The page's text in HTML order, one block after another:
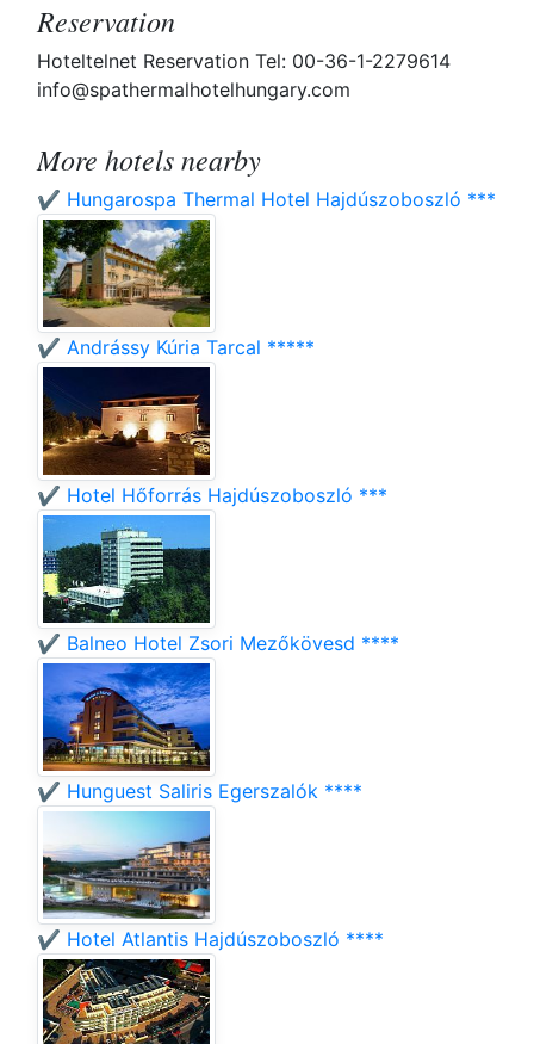
Reservation
Hoteltelnet Reservation Tel: 00-36-1-2279614
info@spathermalhotelhungary.com
More hotels nearby
✔️ Hungarospa Thermal Hotel Hajdúszoboszló ***
✔️ Andrássy Kúria Tarcal *****
✔️ Hotel Hőforrás Hajdúszoboszló ***
✔️ Balneo Hotel Zsori Mezőkövesd ****
✔️ Hunguest Saliris Egerszalók ****
✔️ Hotel Atlantis Hajdúszoboszló ****